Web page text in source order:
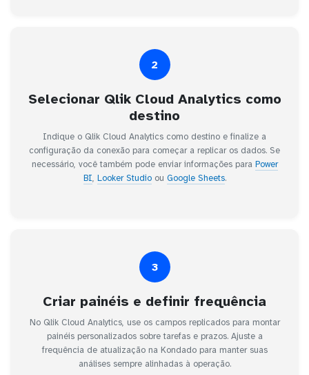
2
Selecionar Qlik Cloud Analytics como
destino
Indique o Qlik Cloud Analytics como destino e finalize a
configuração da conexão para começar a replicar os dados. Se
necessário, você também pode enviar informações para Power
BI, Looker Studioou Google Sheets.
3
Criar painéis e definir frequência
No Qlik Cloud Analytics, use os campos replicados para montar
painéis personalizados sobre tarefas e prazos. Ajuste a
frequência de atualização na Kondado para manter suas
análises sempre alinhadas à operação.